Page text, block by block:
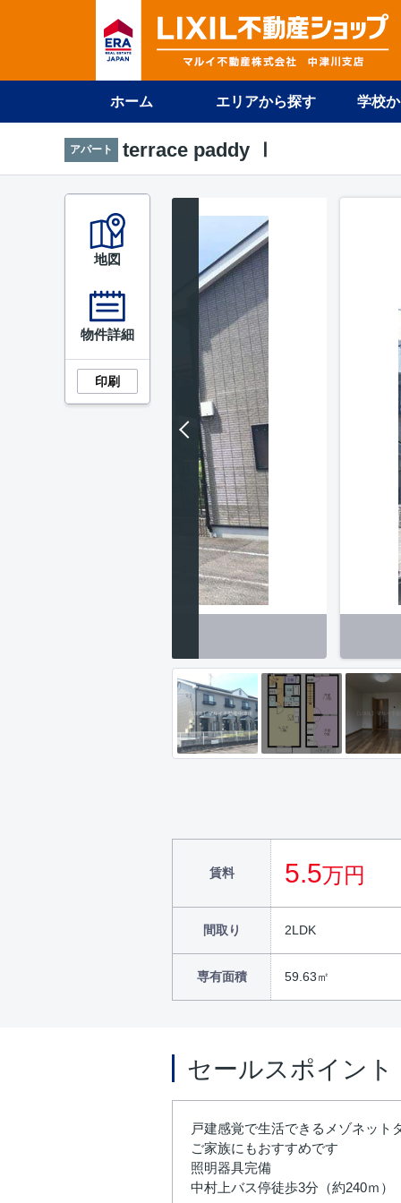
ホーム エリアから探す 学校
アパート terrace paddy Ⅰ
賃料 5.5万円
間取り 2LDK
専有面積 59.63㎡
地図
物件詳細
印刷
セールスポイント
戸建感覚で生活できるメゾネット
ご家族にもおすすめです
照明器具完備
中村上バス停徒歩3分（約240ｍ